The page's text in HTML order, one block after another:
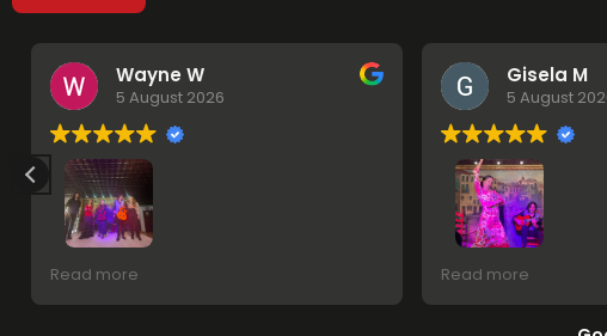
Wayne W
5 August 2026
What an amazing experience and
host was lovely and the entertainers
Read more
Gisela M
5 August
Brutal
Read more